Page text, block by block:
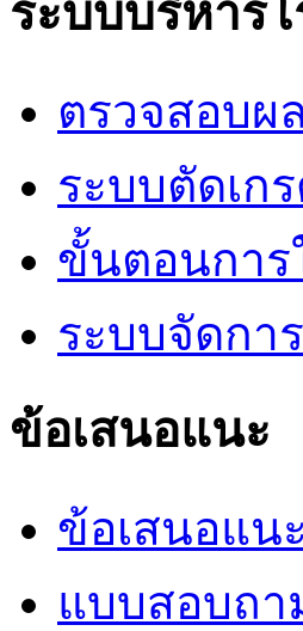
ระบบบริหารโ
ตรวจสอบผ
ระบบตัดเก
ขั้นตอนการ
ระบบจัดกา
ข้อเสนอแนะ
ข้อเสนอแน
แบบสอบถา